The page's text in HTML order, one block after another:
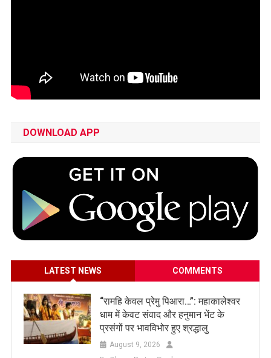
DOWNLOAD APP
LATEST NEWS COMMENTS
​“रामहि केवल प्रेमु पिआरा…”: महाकालेश्वर
धाम में केवट संवाद और हनुमान भेंट के
प्रसंगों पर भावविभोर हुए श्रद्धालु
August 9, 2026